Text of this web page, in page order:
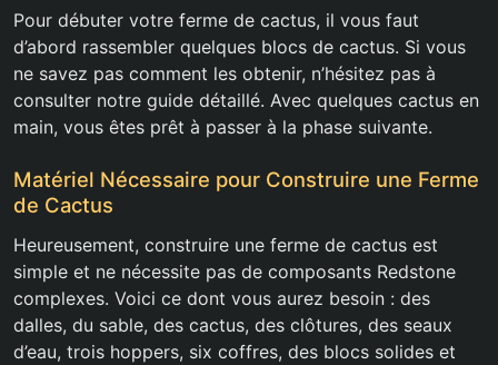
Pour débuter votre ferme de cactus, il vous faut
d’abord rassembler quelques blocs de cactus. Si vous
ne savez pas comment les obtenir, n’hésitez pas à
consulter notre guide détaillé. Avec quelques cactus en
main, vous êtes prêt à passer à la phase suivante.
Matériel Nécessaire pour Construire une Ferme
de Cactus
Heureusement, construire une ferme de cactus est
simple et ne nécessite pas de composants Redstone
complexes. Voici ce dont vous aurez besoin : des
dalles, du sable, des cactus, des clôtures, des seaux
d’eau, trois hoppers, six coffres, des blocs solides et